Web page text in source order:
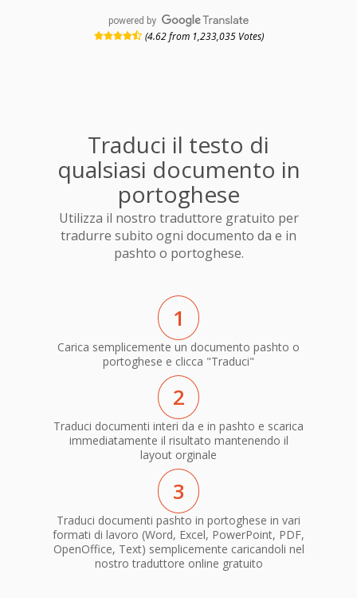
powered by
(4.62 from 1,233,035 Votes)
Traduci il testo di
qualsiasi documento in
portoghese
Utilizza il nostro traduttore gratuito per
tradurre subito ogni documento da e in
pashto o portoghese.
1
Carica semplicemente un documento pashto o
portoghese e clicca "Traduci"
2
Traduci documenti interi da e in pashto e scarica
immediatamente il risultato mantenendo il
layout orginale
3
Traduci documenti pashto in portoghese in vari
formati di lavoro (Word, Excel, PowerPoint, PDF,
OpenOffice, Text) semplicemente caricandoli nel
nostro traduttore online gratuito